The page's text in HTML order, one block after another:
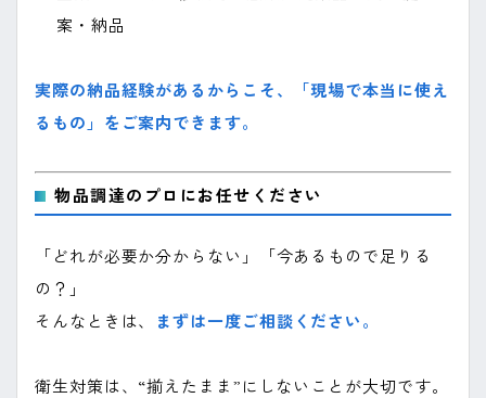
案・納品
実際の納品経験があるからこそ、「現場で本当に使え
るもの」をご案内できます。
物品調達のプロにお任せください
「どれが必要か分からない」「今あるもので足りる
の？」
そんなときは、
まずは一度ご相談ください。
衛生対策は、“揃えたまま”にしないことが大切です。